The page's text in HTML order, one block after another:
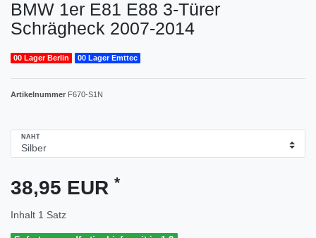
BMW 1er E81 E88 3-Türer
Schrägheck 2007-2014
00 Lager Berlin 00 Lager Emttec
Artikelnummer F670-S1N
NAHT
38,95 EUR *
Inhalt 1 Satz